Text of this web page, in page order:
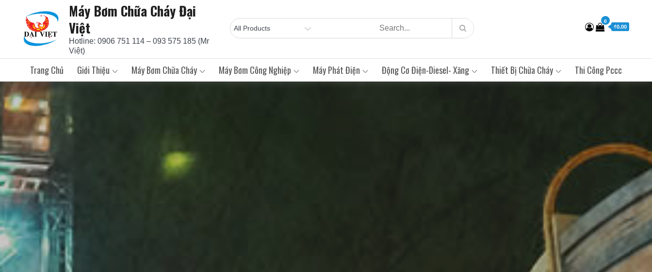
content
Máy Bơm Chữa Cháy Đại
Việt
Hotline: 0906 751 114 – 093 575 185 (Mr
Việt)
0
₫0.00
Trang Chủ Giới Thiệu Máy Bơm Chữa Cháy Máy Bơm Công Nghiệp Máy Phát Điện Động Cơ Điện-Diesel- Xăng Thiết Bị Chữa Cháy Thi Công Pccc